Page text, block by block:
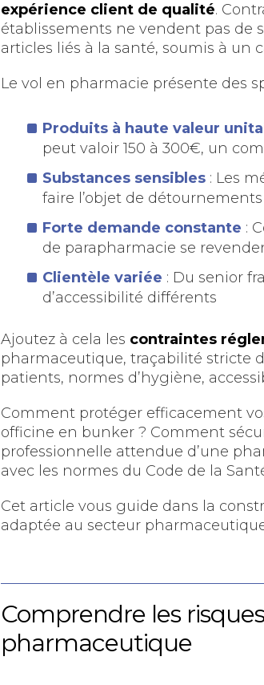
expérience client de qualité.
établissements ne vendent pas de
articles liés à la santé, soumis à un
Le vol en pharmacie présente des
Produits à haute valeur
peut valoir 150 à 300€, un
Substances sensibles : Les
faire l’objet de
Forte demande constante :
de parapharmacie se
Clientèle variée : Du senior
d’accessibilité différents
Ajoutez à cela les contraintes
pharmaceutique, traçabilité stricte
patients, normes d’hygiène,
Comment protéger efficacement
officine en bunker ? Comment
professionnelle attendue d’une
avec les normes du Code de la
Cet article vous guide dans la
adaptée au secteur
Comprendre les
pharmaceutique